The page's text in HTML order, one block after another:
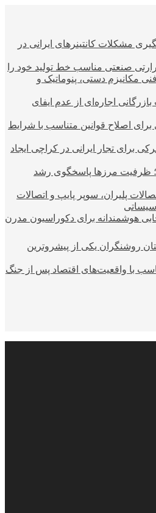
مشکلات کانتینرهای ایرانی در
صنعتی مناسب خط تولید خود را
مکانیزم دستی، پنوماتیک و
بازرگانی اجاره‌ای از عدم ایفای
اصلاح قوانین متناسب با شرایط
برای تجار ایرانی در کراچی ایجاد
ظرفیت مرزها پاسخگوی رشد
پلیران، سوپر پایپ و اتصالات
هوشمندانه برای دکوراسیون مدرن
روشنگران یکی از پیشروترین
با واقعیت‌های اقتصاد پس از جنگ